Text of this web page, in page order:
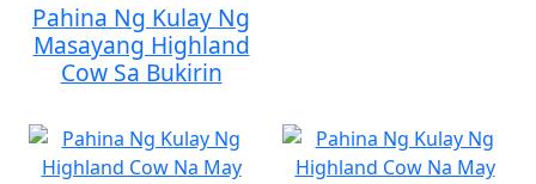
Pahina Ng Kulay Ng
Masayang Highland
Cow Sa Bukirin